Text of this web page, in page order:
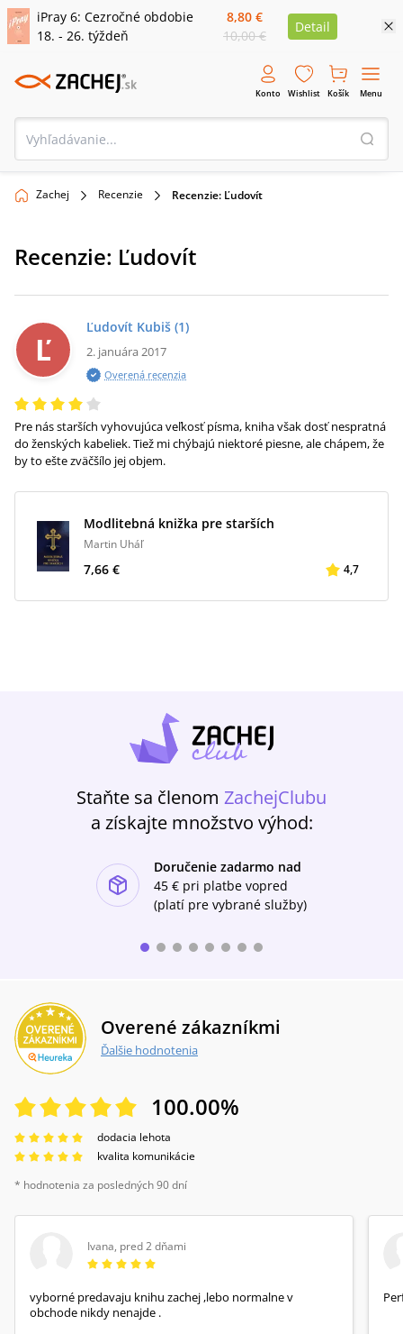
iPray 6: Cezročné obdobie
18. - 26. týždeň
8,80 €
10,00 €
Detail
Konto Wishlist Košík Menu
Zachej Recenzie Recenzie: Ľudovít
Recenzie: Ľudovít
Modlitebná knižka pre starších
Martin Uháľ
7,66 € 4,7
Ľ
Ľudovít Kubiš (1)
2. januára 2017
Overená recenzia
Pre nás starších vyhovujúca veľkosť písma, kniha však dosť nespratná
do ženských kabeliek. Tiež mi chýbajú niektoré piesne, ale chápem, že
by to ešte zväčšílo jej objem.
Staňte sa členom ZachejClubu
a získajte množstvo výhod:
Doručenie zadarmo nad
45 € pri platbe vopred
(platí pre vybrané služby)
Overené zákazníkmi
Ďalšie hodnotenia
100.00%
dodacia lehota
kvalita komunikácie
* hodnotenia za posledných 90 dní
Ivana, pred 2 dňami
vyborné predavaju knihu zachej ,lebo normalne v
obchode nikdy nenajde .